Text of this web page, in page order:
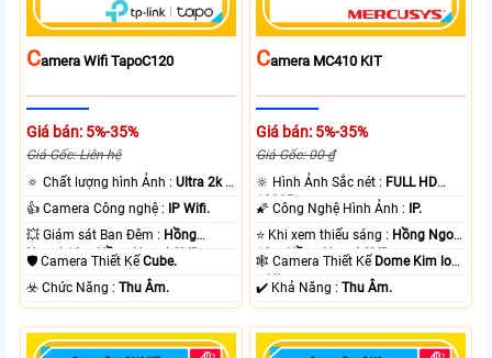
CAmera Wifi TapoC120
Giá bán: 5%-35%
Giá Gốc: Liên hệ
🔅 Chất lượng hình Ảnh :Ultra 2k +
.
👍 Camera Công nghệ :
IP Wifi.
💥 Giám sát Ban Đêm : Hồng
Ngoại 10m Hồng Ngoại SMD.
🛡 Camera Thiết KếCube.
️☣️ Chức Năng :Thu Âm.
CAmera MC410 KIT
Giá bán: 5%-35%
Giá Gốc: 00 ₫
🔆 Hình Ảnh Sắc nét : FULL HD
1080P .
🌠 Công Nghệ Hình Ảnh :
IP.
⭐ Khi xem thiếu sáng : Hồng Ngoại
10m Hồng Ngoại SMD.
🕸️ Camera Thiết Kế Dome Kim loại
+ Nhựa.
️✔️ Khả Năng :Thu Âm.